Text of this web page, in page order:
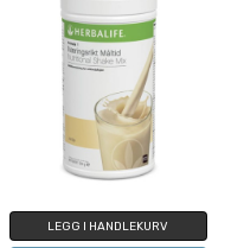
LEGG I HANDLEKURV